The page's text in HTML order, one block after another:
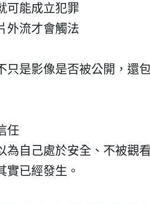
可能成立犯罪
外流才會觸法
只是影像是否被公開，還包
任
為自己處於安全、不被觀
實已經發生。